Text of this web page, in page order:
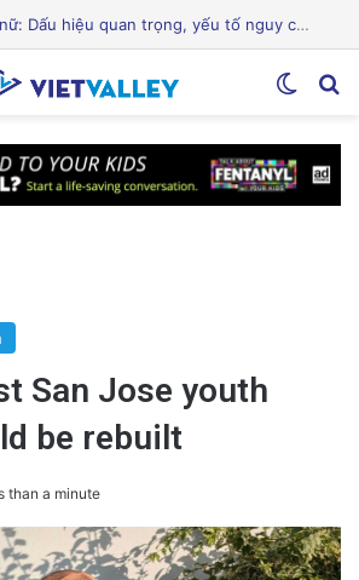
Hành Trình Trở Về: Thi Thể ‘Giày Xanh’ Sau 30 Năm Trên Đỉnh Everest
San Jose youth
be rebuilt
than a minute